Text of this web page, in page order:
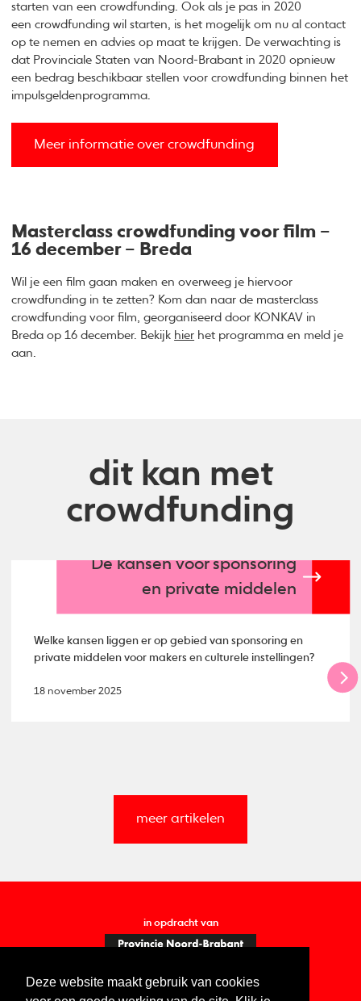
Deze website maakt gebruik van cookies
starten van een crowdfunding. Ook als je pas in 2020
een crowdfunding wil starten, is het mogelijk om nu al contact
op te nemen en advies op maat te krijgen. De verwachting is
dat Provinciale Staten van Noord-Brabant in 2020 opnieuw
een bedrag beschikbaar stellen voor crowdfunding binnen het
impulsgeldenprogramma.
Meer informatie over crowdfunding
Masterclass crowdfunding voor film –
16 december – Breda
Wil je een film gaan maken en overweeg je hiervoor
crowdfunding in te zetten? Kom dan naar de masterclass
crowdfunding voor film, georganiseerd door KONKAV in
Breda op 16 december. Bekijk hier het programma en meld je
aan.
dit kan met
crowdfunding
De kansen voor sponsoring
en private middelen
Welke kansen liggen er op gebied van sponsoring en
private middelen voor makers en culturele instellingen?
18 november 2025
meer artikelen
in opdracht van